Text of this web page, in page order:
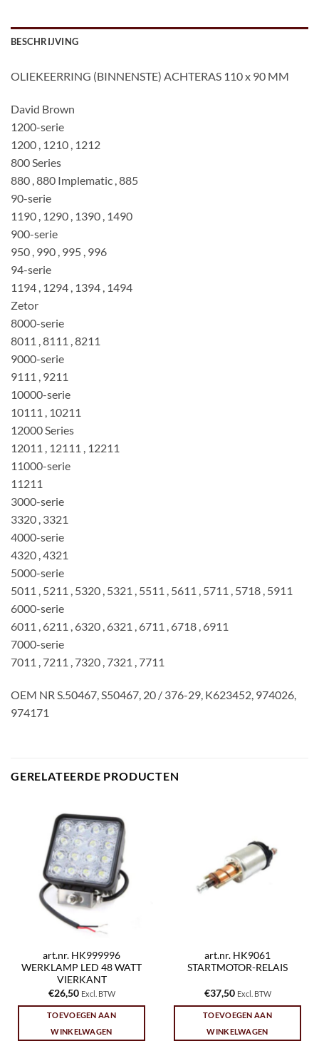
BESCHRIJVING
OLIEKEERRING (BINNENSTE) ACHTERAS 110 x 90 MM
David Brown
1200-serie
1200 , 1210 , 1212
800 Series
880 , 880 Implematic , 885
90-serie
1190 , 1290 , 1390 , 1490
900-serie
950 , 990 , 995 , 996
94-serie
1194 , 1294 , 1394 , 1494
Zetor
8000-serie
8011 , 8111 , 8211
9000-serie
9111 , 9211
10000-serie
10111 , 10211
12000 Series
12011 , 12111 , 12211
11000-serie
11211
3000-serie
3320 , 3321
4000-serie
4320 , 4321
5000-serie
5011 , 5211 , 5320 , 5321 , 5511 , 5611 , 5711 , 5718 , 5911
6000-serie
6011 , 6211 , 6320 , 6321 , 6711 , 6718 , 6911
7000-serie
7011 , 7211 , 7320 , 7321 , 7711
OEM NR S.50467, S50467, 20 / 376-29, K623452, 974026,
974171
GERELATEERDE PRODUCTEN
art.nr. HK999996
WERKLAMP LED 48 WATT
VIERKANT
€26,50 Excl. BTW
TOEVOEGEN AAN
WINKELWAGEN
art.nr. HK9061
STARTMOTOR-RELAIS
€37,50 Excl. BTW
TOEVOEGEN AAN
WINKELWAGEN